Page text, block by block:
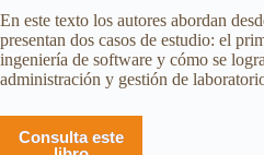
En este texto los autores abordan
presentan dos casos de estudio: el
ingeniería de software y cómo se
administración y gestión de
Consulta este